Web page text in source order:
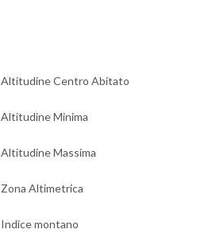
Altitudine Centro Abitato
Altitudine Minima
Altitudine Massima
Zona Altimetrica
Indice montano